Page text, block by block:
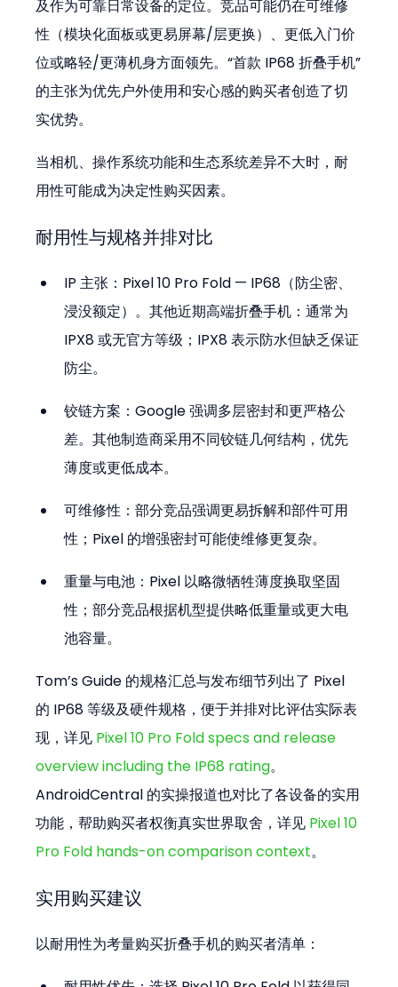
及作为可靠日常设备的定位。竞品可能仍在可维修
性（模块化面板或更易屏幕/层更换）、更低入门价
位或略轻/更薄机身方面领先。“首款 IP68 折叠手机”
的主张为优先户外使用和安心感的购买者创造了切
实优势。
当相机、操作系统功能和生态系统差异不大时，耐
用性可能成为决定性购买因素。
耐用性与规格并排对比
IP 主张：Pixel 10 Pro Fold — IP68（防尘密、
浸没额定）。其他近期高端折叠手机：通常为
IPX8 或无官方等级；IPX8 表示防水但缺乏保证
防尘。
铰链方案：Google 强调多层密封和更严格公
差。其他制造商采用不同铰链几何结构，优先
薄度或更低成本。
可维修性：部分竞品强调更易拆解和部件可用
性；Pixel 的增强密封可能使维修更复杂。
重量与电池：Pixel 以略微牺牲薄度换取坚固
性；部分竞品根据机型提供略低重量或更大电
池容量。
Tom’s Guide 的规格汇总与发布细节列出了 Pixel
的 IP68 等级及硬件规格，便于并排对比评估实际表
现，详见 Pixel 10 Pro Fold specs and release
overview including the IP68 rating。
AndroidCentral 的实操报道也对比了各设备的实用
功能，帮助购买者权衡真实世界取舍，详见 Pixel 10
Pro Fold hands-on comparison context。
实用购买建议
以耐用性为考量购买折叠手机的购买者清单：